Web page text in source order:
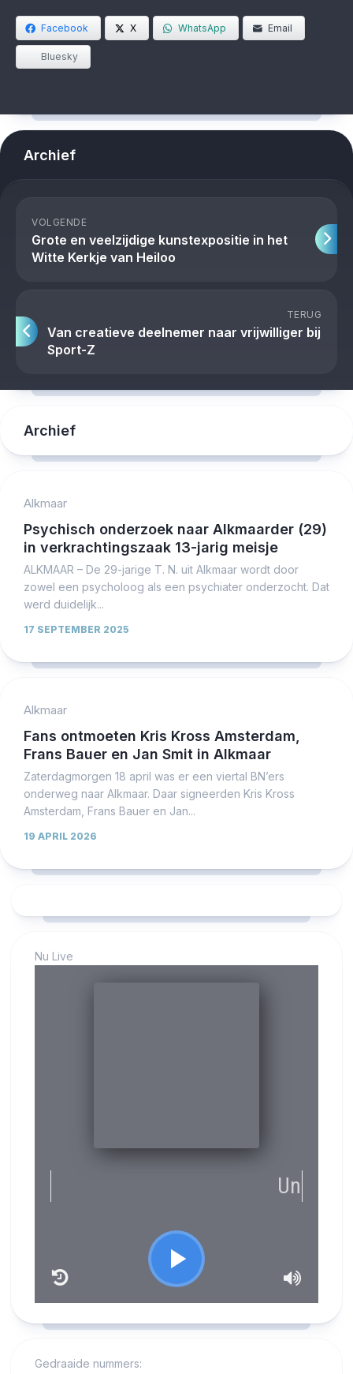
Facebook X WhatsApp Email
Bluesky
Archief
VOLGENDE
Grote en veelzijdige kunstexpositie in het
Witte Kerkje van Heiloo
TERUG
Van creatieve deelnemer naar vrijwilliger bij
Sport-Z
Archief
Alkmaar
Psychisch onderzoek naar Alkmaarder (29)
in verkrachtingszaak 13-jarig meisje
ALKMAAR – De 29-jarige T. N. uit Alkmaar wordt door
zowel een psycholoog als een psychiater onderzocht. Dat
werd duidelijk...
17 SEPTEMBER 2025
Alkmaar
Fans ontmoeten Kris Kross Amsterdam,
Frans Bauer en Jan Smit in Alkmaar
Zaterdagmorgen 18 april was er een viertal BN’ers
onderweg naar Alkmaar. Daar signeerden Kris Kross
Amsterdam, Frans Bauer en Jan...
19 APRIL 2026
Nu Live
Gedraaide nummers: